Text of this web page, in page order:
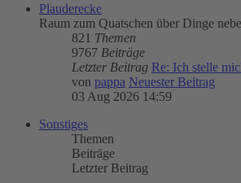
Plauderecke
Raum zum Quatschen über Dinge
821 Themen
9767 Beiträge
Letzter Beitrag Re: Ich stelle
von pappa Neuester Beitrag
03 Aug 2026 14:59
Sonstiges
Themen
Beiträge
Letzter Beitrag